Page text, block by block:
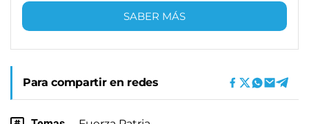
SABER MÁS
Para compartir en redes